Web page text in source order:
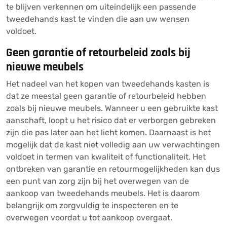
te blijven verkennen om uiteindelijk een passende
tweedehands kast te vinden die aan uw wensen
voldoet.
Geen garantie of retourbeleid zoals bij
nieuwe meubels
Het nadeel van het kopen van tweedehands kasten is
dat ze meestal geen garantie of retourbeleid hebben
zoals bij nieuwe meubels. Wanneer u een gebruikte kast
aanschaft, loopt u het risico dat er verborgen gebreken
zijn die pas later aan het licht komen. Daarnaast is het
mogelijk dat de kast niet volledig aan uw verwachtingen
voldoet in termen van kwaliteit of functionaliteit. Het
ontbreken van garantie en retourmogelijkheden kan dus
een punt van zorg zijn bij het overwegen van de
aankoop van tweedehands meubels. Het is daarom
belangrijk om zorgvuldig te inspecteren en te
overwegen voordat u tot aankoop overgaat.